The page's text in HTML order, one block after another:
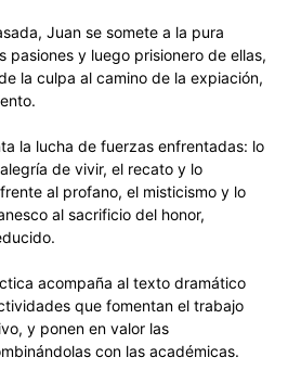
Juan se somete a la pura
pasiones y luego prisionero de ellas,
la culpa al camino de la expiación,
la lucha de fuerzas enfrentadas: lo
de vivir, el recato y lo
al profano, el misticismo y lo
al sacrificio del honor,
acompaña al texto dramático
que fomentan el trabajo
y ponen en valor las
con las académicas.